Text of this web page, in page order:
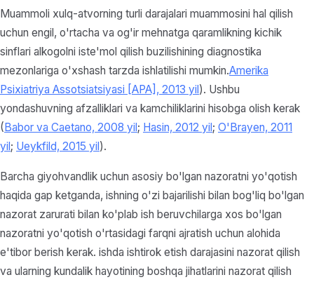
Muammoli xulq-atvorning turli darajalari muammosini hal qilish
uchun engil, o'rtacha va og'ir mehnatga qaramlikning kichik
sinflari alkogolni iste'mol qilish buzilishining diagnostika
mezonlariga o'xshash tarzda ishlatilishi mumkin.Amerika
Psixiatriya Assotsiatsiyasi [APA], 2013 yil). Ushbu
yondashuvning afzalliklari va kamchiliklarini hisobga olish kerak
(Babor va Caetano, 2008 yil; Hasin, 2012 yil; O'Brayen, 2011
yil; Ueykfild, 2015 yil).
Barcha giyohvandlik uchun asosiy bo'lgan nazoratni yo'qotish
haqida gap ketganda, ishning o'zi bajarilishi bilan bog'liq bo'lgan
nazorat zarurati bilan ko'plab ish beruvchilarga xos bo'lgan
nazoratni yo'qotish o'rtasidagi farqni ajratish uchun alohida
e'tibor berish kerak. ishda ishtirok etish darajasini nazorat qilish
va ularning kundalik hayotining boshqa jihatlarini nazorat qilish